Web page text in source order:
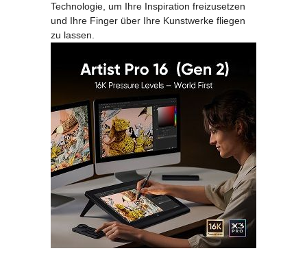
Technologie, um Ihre Inspiration freizusetzen
und Ihre Finger über Ihre Kunstwerke fliegen
zu lassen.